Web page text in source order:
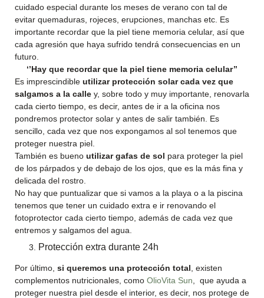
cuidado especial durante los meses de verano con tal de
evitar quemaduras, rojeces, erupciones, manchas etc. Es
importante recordar que la piel tiene memoria celular, así que
cada agresión que haya sufrido tendrá consecuencias en un
futuro.
‘’Hay que recordar que la piel tiene memoria celular’’
Es imprescindible utilizar protección solar cada vez que
salgamos a la calle y, sobre todo y muy importante, renovarla
cada cierto tiempo, es decir, antes de ir a la oficina nos
pondremos protector solar y antes de salir también. Es
sencillo, cada vez que nos expongamos al sol tenemos que
proteger nuestra piel.
También es bueno utilizar gafas de sol para proteger la piel
de los párpados y de debajo de los ojos, que es la más fina y
delicada del rostro.
No hay que puntualizar que si vamos a la playa o a la piscina
tenemos que tener un cuidado extra e ir renovando el
fotoprotector cada cierto tiempo, además de cada vez que
entremos y salgamos del agua.
Protección extra durante 24h
Por último, si queremos una protección total , existen
complementos nutricionales, como OlioVita Sun , que ayuda a
proteger nuestra piel desde el interior, es decir, nos protege de